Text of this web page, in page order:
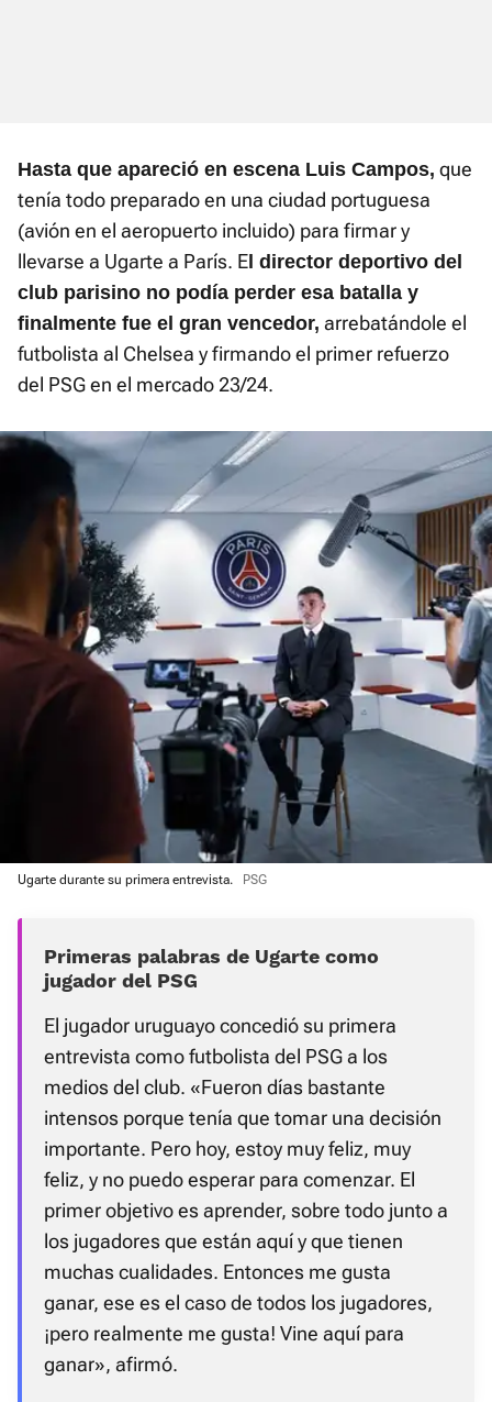
Hasta que apareció en escena Luis Campos, que
tenía todo preparado en una ciudad portuguesa
(avión en el aeropuerto incluido) para firmar y
llevarse a Ugarte a París. E l director deportivo del
club parisino no podía perder esa batalla y
finalmente fue el gran vencedor, arrebatándole el
futbolista al Chelsea y firmando el primer refuerzo
del PSG en el mercado 23/24.
Ugarte durante su primera entrevista. PSG
Primeras palabras de Ugarte como
jugador del PSG
El jugador uruguayo concedió su primera
entrevista como futbolista del PSG a los
medios del club. «Fueron días bastante
intensos porque tenía que tomar una decisión
importante. Pero hoy, estoy muy feliz, muy
feliz, y no puedo esperar para comenzar. El
primer objetivo es aprender, sobre todo junto a
los jugadores que están aquí y que tienen
muchas cualidades. Entonces me gusta
ganar, ese es el caso de todos los jugadores,
¡pero realmente me gusta! Vine aquí para
ganar», afirmó.